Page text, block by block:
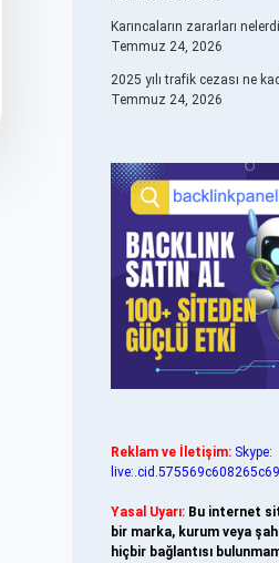
Karıncaların zararları
Temmuz 24, 2026
2025 yılı trafik cezası ne
Temmuz 24, 2026
Reklam ve İletişim: Skype:
live:.cid.575569c608265c69
Yasal Uyarı: Bu internet
bir marka, kurum veya
hiçbir bağlantısı